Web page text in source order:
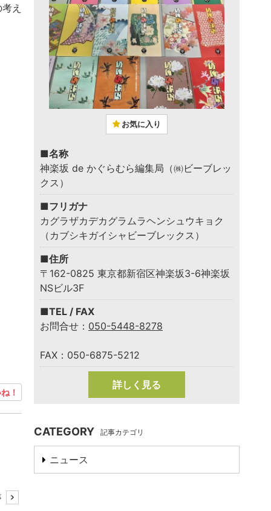
え
！
お気に入り
■名称
神楽坂 de かぐらむら編集局（㈱ビーブレッ
クス）
■フリガナ
カグラザカデカグラムラヘンシュウキョク
（カブシキガイシャビーブレックス）
■住所
〒162-0825 東京都新宿区神楽坂3-6神楽坂
NSビル3F
■TEL / FAX
お問合せ： 050-5448-8278
FAX：050-6875-5212
詳しく見る
CATEGORY 記事カテゴリ
ニュース